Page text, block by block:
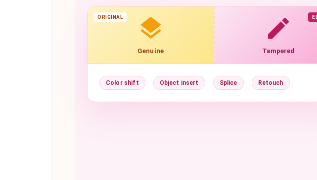
ORIGINAL
Genuine Tampered
Color shift Object insert Splice Retouch